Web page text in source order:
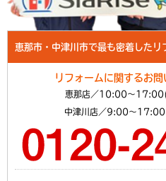
恵那市・中津川市で最も密着したリ
リフォームに関するお問
恵那店／10:00～17:00(
中津川店／9:00～